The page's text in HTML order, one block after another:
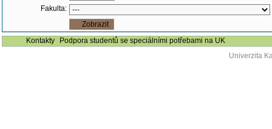
Fakulta:
Kontakty
Podpora studentů se speciálními potřebami na UK
Univerzita